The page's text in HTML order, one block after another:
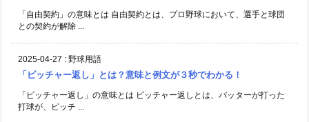
「自由契約」の意味とは 自由契約とは、プロ野球において、選手と球団
との契約が解除 ...
2025-04-27 : 野球用語
「ピッチャー返し」とは？意味と例文が３秒でわかる！
「ピッチャー返し」の意味とは ピッチャー返しとは、バッターが打った
打球が、ピッチ ...